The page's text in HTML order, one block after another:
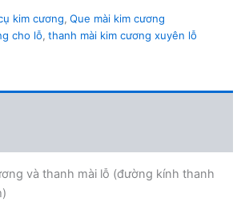
kim cương, Que mài kim cương
cho lỗ, thanh mài kim cương xuyên lỗ
và thanh mài lỗ (đường kính thanh